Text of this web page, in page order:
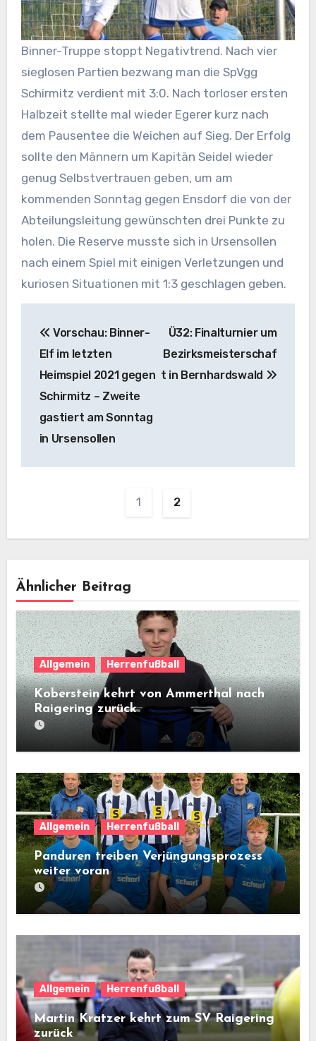
Binner-Truppe stoppt Negativtrend. Nach vier
sieglosen Partien bezwang man die SpVgg
Schirmitz verdient mit 3:0. Nach torloser ersten
Halbzeit stellte mal wieder Egerer kurz nach
dem Pausentee die Weichen auf Sieg. Der Erfolg
sollte den Männern um Kapitän Seidel wieder
genug Selbstvertrauen geben, um am
kommenden Sonntag gegen Ensdorf die von der
Abteilungsleitung gewünschten drei Punkte zu
holen. Die Reserve musste sich in Ursensollen
nach einem Spiel mit einigen Verletzungen und
kuriosen Situationen mit 1:3 geschlagen geben.
Vorschau: Binner-
Elf im letzten
Heimspiel 2021 gegen
Schirmitz – Zweite
gastiert am Sonntag
in Ursensollen
Ü32: Finalturnier um
Bezirksmeisterschaf
t in Bernhardswald
1 2
Ähnlicher Beitrag
Allgemein Herrenfußball
Koberstein kehrt von Ammerthal nach
Raigering zurück
Allgemein Herrenfußball
Panduren treiben Verjüngungsprozess
weiter voran
Allgemein Herrenfußball
Martin Kratzer kehrt zum SV Raigering
zurück